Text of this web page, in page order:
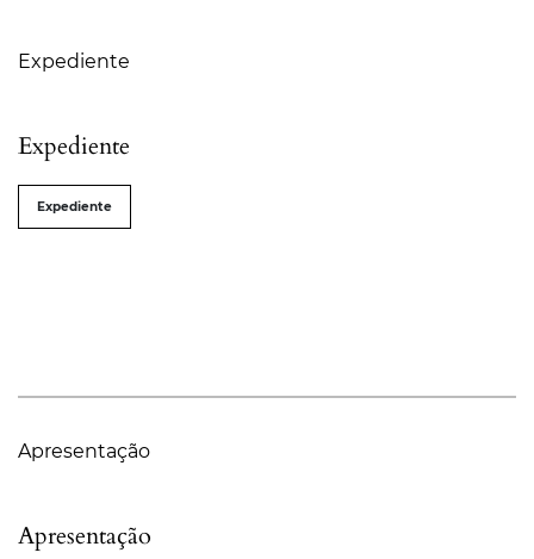
Expediente
Expediente
Expediente
Apresentação
Apresentação